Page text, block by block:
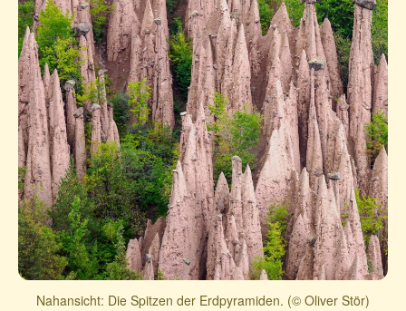
Nahansicht: Die Spitzen der Erdpyramiden. (© Oliver Stör)